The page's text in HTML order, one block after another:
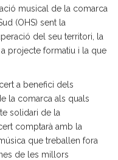
musical de la comarca
(OHS) sent la
del seu territori, la
projecte formatiu i la que
a benefici dels
la comarca als quals
solidari de la
comptarà amb la
que treballen fora
de les millors